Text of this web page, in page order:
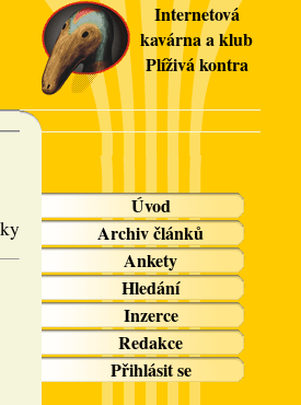
Internetová
kavárna a klub
Plíživá kontra
Úvod
Archiv článků
Ankety
Hledání
Inzerce
Redakce
Přihlásit se